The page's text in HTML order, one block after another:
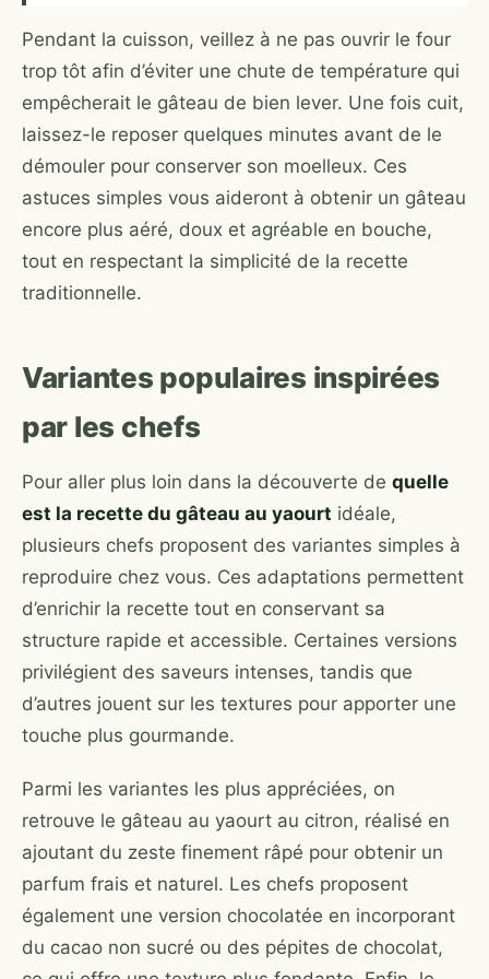
Pendant la cuisson, veillez à ne pas ouvrir le four
trop tôt afin d’éviter une chute de température qui
empêcherait le gâteau de bien lever. Une fois cuit,
laissez-le reposer quelques minutes avant de le
démouler pour conserver son moelleux. Ces
astuces simples vous aideront à obtenir un gâteau
encore plus aéré, doux et agréable en bouche,
tout en respectant la simplicité de la recette
traditionnelle.
Variantes populaires inspirées
par les chefs
Pour aller plus loin dans la découverte de quelle
est la recette du gâteau au yaourt idéale,
plusieurs chefs proposent des variantes simples à
reproduire chez vous. Ces adaptations permettent
d’enrichir la recette tout en conservant sa
structure rapide et accessible. Certaines versions
privilégient des saveurs intenses, tandis que
d’autres jouent sur les textures pour apporter une
touche plus gourmande.
Parmi les variantes les plus appréciées, on
retrouve le gâteau au yaourt au citron, réalisé en
ajoutant du zeste finement râpé pour obtenir un
parfum frais et naturel. Les chefs proposent
également une version chocolatée en incorporant
du cacao non sucré ou des pépites de chocolat,